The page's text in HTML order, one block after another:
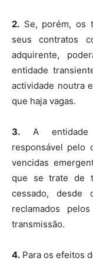
2. Se, porém, os
seus contratos
adquirente,
entidade
actividade noutra
que haja vagas.
3. A entidade
responsável pelo
vencidas
que se trate de
cessado, desde
reclamados
transmissão.
4. Para os efeitos